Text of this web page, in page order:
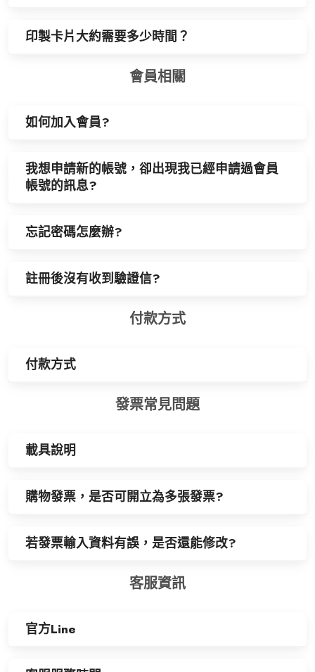
印製卡片大約需要多少時間？
會員相關
如何加入會員?
我想申請新的帳號，卻出現我已經申請過會員
帳號的訊息?
忘記密碼怎麼辦?
註冊後沒有收到驗證信?
付款方式
付款方式
發票常見問題
載具說明
購物發票，是否可開立為多張發票?
若發票輸入資料有誤，是否還能修改?
客服資訊
官方Line